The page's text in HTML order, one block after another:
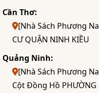
Cần Thơ:
[Nhà Sách Phương
CƯ QUẬN NINH KIỀU
Quảng Ninh:
[Nhà Sách Phương
Cột Đồng Hồ PHƯỜNG